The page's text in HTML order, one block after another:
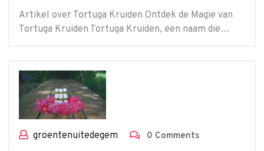
Artikel over Tortuga Kruiden Ontdek de Magie van
Tortuga Kruiden Tortuga Kruiden, een naam die…
groentenuitedegem 0 Comments